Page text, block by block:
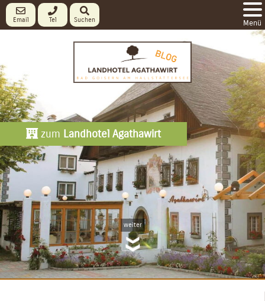
Email Tel Suchen Menü
weiter
zum Landhotel Agathawirt